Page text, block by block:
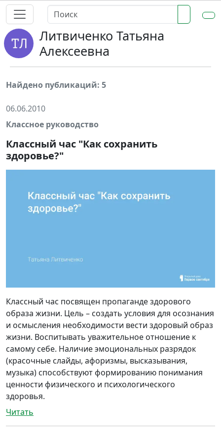
Литвиченко Татьяна
Алексеевна
Найдено публикаций: 5
06.06.2010
Классное руководство
Классный час "Как сохранить
здоровье?"
Классный час посвящен пропаганде здорового
образа жизни. Цель – создать условия для осознания
и осмысления необходимости вести здоровый образ
жизни. Воспитывать уважительное отношение к
самому себе. Наличие эмоциональных разрядок
(красочные слайды, афоризмы, высказывания,
музыка) способствуют формированию понимания
ценности физического и психологического
здоровья.
Читать